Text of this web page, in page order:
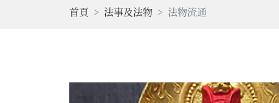
首頁 法事及法物 法物流通